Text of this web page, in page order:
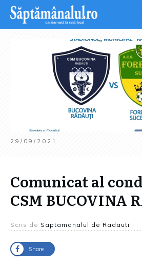
29/09/2021
Comunicat al
CSM BUCOVINA
Scris de Saptamanalul de Radauti
Share